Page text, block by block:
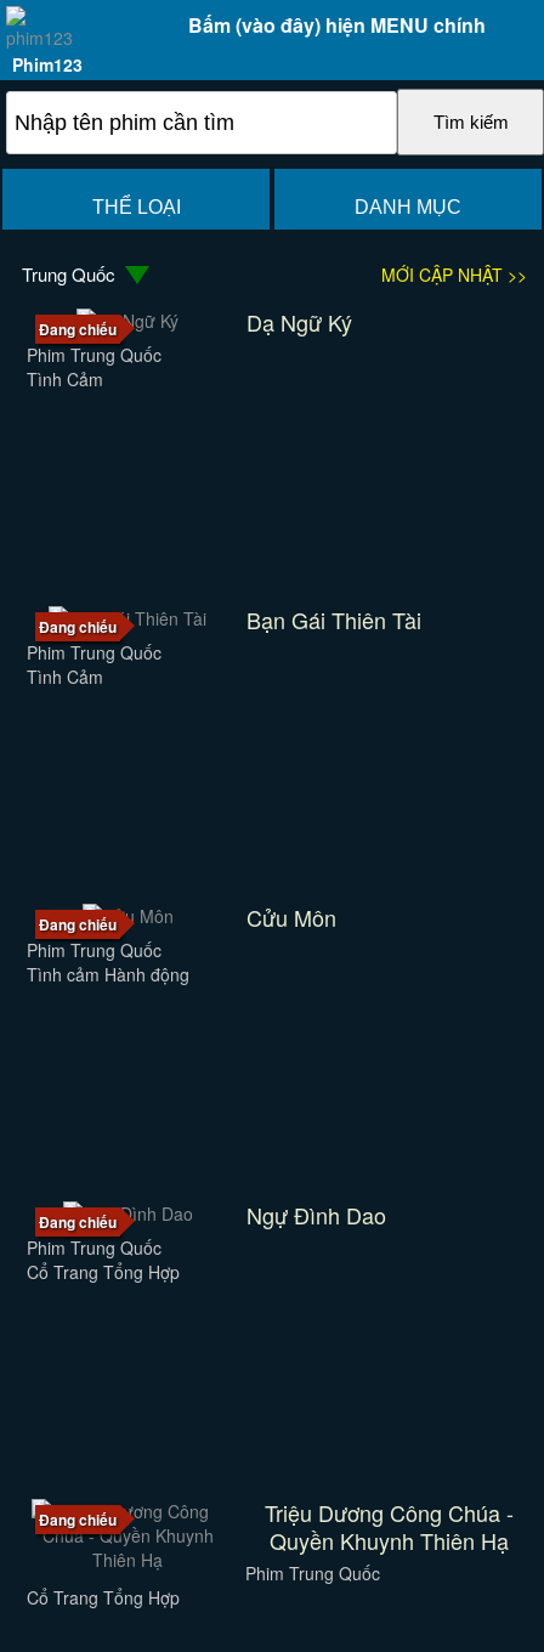
Bấm (vào đây) hiện MENU chính
Phim123
THỂ LOẠI DANH MỤC
Trung Quốc MỚI CẬP NHẬT >>
Đang chiếu Dạ Ngữ Ký
Phim Trung Quốc
Tình Cảm
Đang chiếu Bạn Gái Thiên Tài
Phim Trung Quốc
Tình Cảm
Đang chiếu Cửu Môn
Phim Trung Quốc
Tình cảm Hành động
Đang chiếu Ngự Đình Dao
Phim Trung Quốc
Cổ Trang Tổng Hợp
Đang chiếu
Triệu Dương Công Chúa -
Quyền Khuynh Thiên Hạ
Phim Trung Quốc
Cổ Trang Tổng Hợp